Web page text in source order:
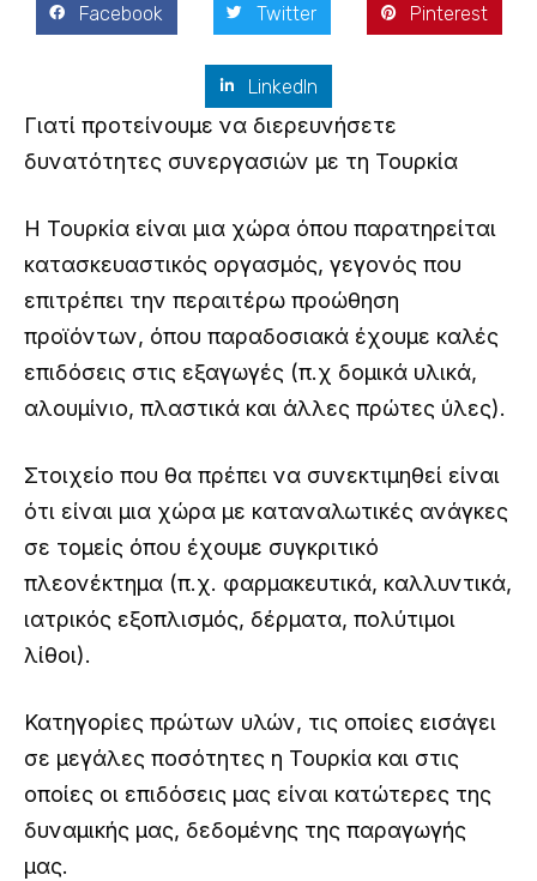
Facebook Twitter Pinterest
LinkedIn
Γιατί προτείνουμε να διερευνήσετε
δυνατότητες συνεργασιών με τη Τουρκία
Η Τουρκία είναι μια χώρα όπου παρατηρείται
κατασκευαστικός οργασμός, γεγονός που
επιτρέπει την περαιτέρω προώθηση
προϊόντων, όπου παραδοσιακά έχουμε καλές
επιδόσεις στις εξαγωγές (π.χ δομικά υλικά,
αλουμίνιο, πλαστικά και άλλες πρώτες ύλες).
Στοιχείο που θα πρέπει να συνεκτιμηθεί είναι
ότι είναι μια χώρα με καταναλωτικές ανάγκες
σε τομείς όπου έχουμε συγκριτικό
πλεονέκτημα (π.χ. φαρμακευτικά, καλλυντικά,
ιατρικός εξοπλισμός, δέρματα, πολύτιμοι
λίθοι).
Κατηγορίες πρώτων υλών, τις οποίες εισάγει
σε μεγάλες ποσότητες η Τουρκία και στις
οποίες οι επιδόσεις μας είναι κατώτερες της
δυναμικής μας, δεδομένης της παραγωγής
μας.